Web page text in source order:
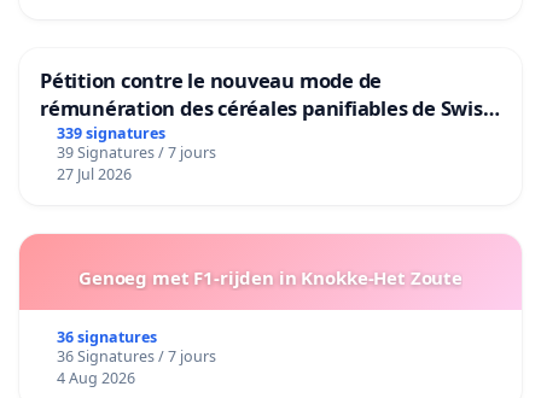
Pétition contre le nouveau mode de
rémunération des céréales panifiables de Swiss
granum basé sur la teneur en protéines
339 signatures
39 Signatures / 7 jours
27 Jul 2026
Genoeg met F1-rijden in Knokke-Het Zoute
36 signatures
36 Signatures / 7 jours
4 Aug 2026